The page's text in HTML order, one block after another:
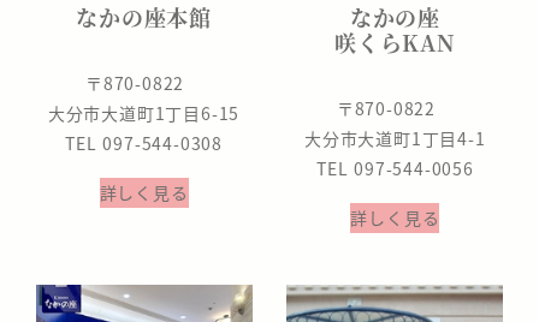
なかの座本館
〒870-0822
大分市大道町1丁目6-15
TEL 097-544-0308
詳しく見る
なかの座
咲くらKAN
〒870-0822
大分市大道町1丁目4-1
TEL 097-544-0056
詳しく見る